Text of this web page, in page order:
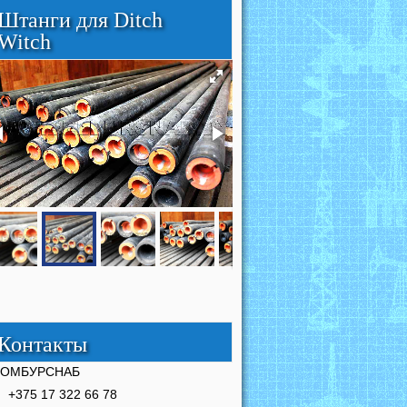
для Ditch
+375 17 322 66 78